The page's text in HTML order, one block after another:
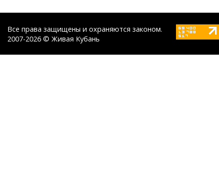
Все права защищены и охраняются законом.
2007-2026 © Живая Кубань